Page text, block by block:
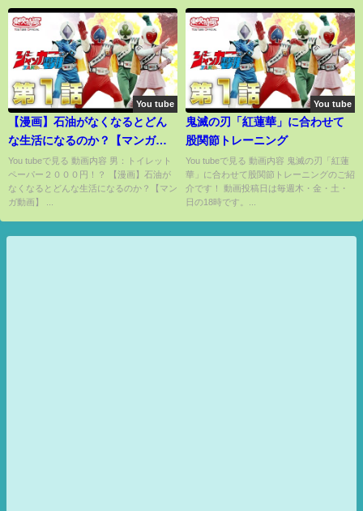
You tube
【漫画】石油がなくなるとどん
な生活になるのか？【マンガ動
画】
You tubeで見る 動画内容 男：トイレット
ペーパー２０００円！？ 【漫画】石油が
なくなるとどんな生活になるのか？【マン
ガ動画】 ...
You tube
鬼滅の刃「紅蓮華」に合わせて
股関節トレーニング
You tubeで見る 動画内容 鬼滅の刃「紅蓮
華」に合わせて股関節トレーニングのご紹
介です！ 動画投稿日は毎週木・金・土・
日の18時です。...